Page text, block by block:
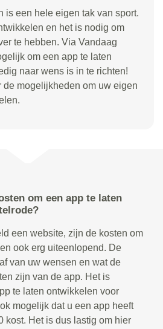
is een hele eigen tak van sport.
en het is nodig om
te hebben. Via Vandaag
om een app te laten
naar wens is in te richten!
de mogelijkheden om uw eigen
om een app te laten
een website, zijn de kosten om
ook erg uiteenlopend. De
van uw wensen en wat de
zijn van de app. Het is
te laten ontwikkelen voor
mogelijk dat u een app heeft
kost. Het is dus lastig om hier